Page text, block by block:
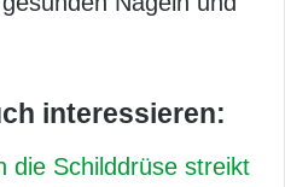
interessieren:
die Schilddrüse streikt